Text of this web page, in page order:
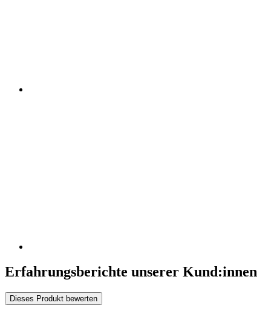
Erfahrungsberichte unserer Kund:innen
Dieses Produkt bewerten